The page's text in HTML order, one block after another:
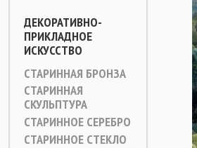
ДЕКОРАТИВНО-
ПРИКЛАДНОЕ
ИСКУССТВО
СТАРИННАЯ БРОНЗА
СТАРИННАЯ
СКУЛЬПТУРА
СТАРИННОЕ СЕРЕБРО
СТАРИННОЕ СТЕКЛО